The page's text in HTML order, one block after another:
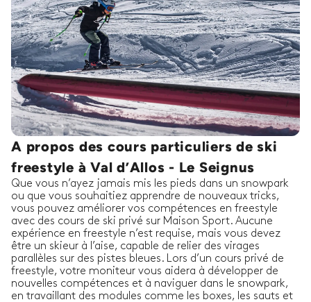
A propos des cours particuliers de ski
freestyle à Val d’Allos - Le Seignus
Que vous n’ayez jamais mis les pieds dans un snowpark
ou que vous souhaitiez apprendre de nouveaux tricks,
vous pouvez améliorer vos compétences en freestyle
avec des cours de ski privé sur Maison Sport. Aucune
expérience en freestyle n’est requise, mais vous devez
être un skieur à l’aise, capable de relier des virages
parallèles sur des pistes bleues. Lors d’un cours privé de
freestyle, votre moniteur vous aidera à développer de
nouvelles compétences et à naviguer dans le snowpark,
en travaillant des modules comme les boxes, les sauts et